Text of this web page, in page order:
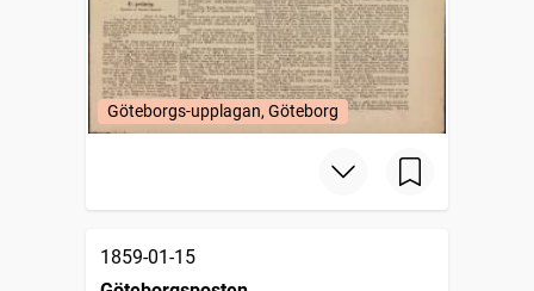
Göteborgs-upplagan, Göteborg
1859-01-15